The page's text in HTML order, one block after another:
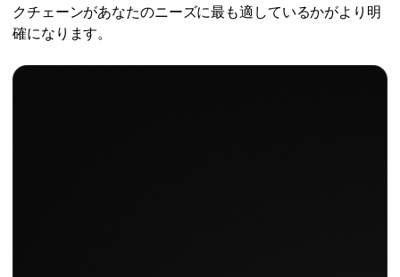
クチェーンがあなたのニーズに最も適しているかがより明
確になります。